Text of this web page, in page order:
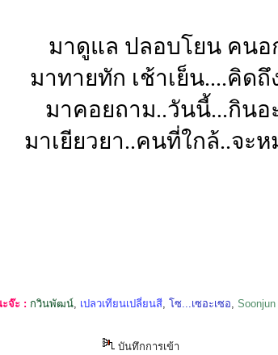
มาดูแล ปลอบโยน คนอ
มาทายทัก เช้าเย็น....คิดถึ
มาคอยถาม..วันนี้...กินอ
มาเยียวยา..คนที่ใกล้..จะห
จ๊ะ : กวินพัฒน์, เปลวเทียนเปลี่ยนสี,โซ...เซอะเซอ,Soonjun
บันทึกการเข้า